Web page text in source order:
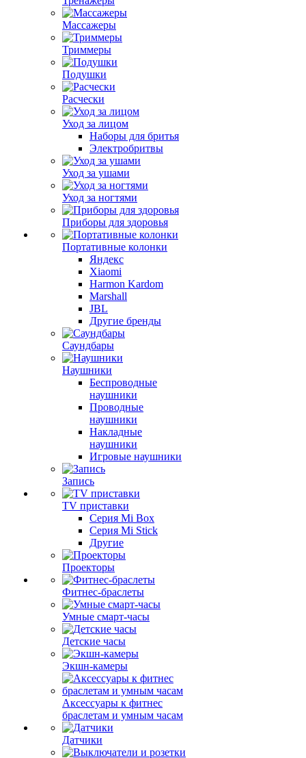
Массажеры
Триммеры
Подушки
Расчески
Уход за лицом
Наборы для бритья
Электробритвы
Уход за ушами
Уход за ногтями
Приборы для здоровья
Портативные колонки
Яндекс
Xiaomi
Harmon Kardom
Marshall
JBL
Другие бренды
Саундбары
Наушники
Беспроводные
наушники
Проводные
наушники
Накладные
наушники
Игровые наушники
Запись
TV приставки
Серия Mi Box
Серия Mi Stick
Другие
Проекторы
Фитнес-браслеты
Умные смарт-часы
Детские часы
Экшн-камеры
Аксессуары к фитнес
браслетам и умным часам
Датчики